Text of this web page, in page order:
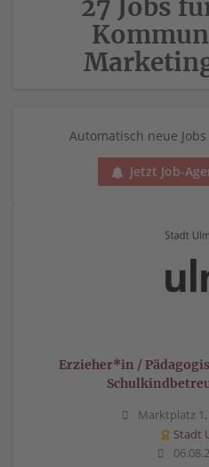
27 Jobs
Automatisch neue
Jetzt Job-
Erzieher*in /
Marktplatz 1,
Stadt